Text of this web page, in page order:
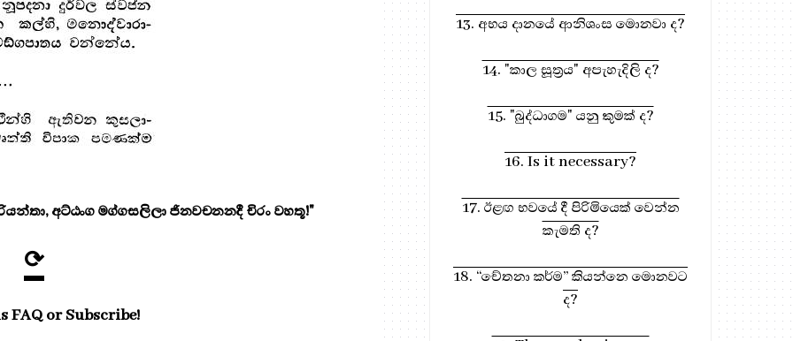
අට්ඨංග මග්ගසලිලා ජිනවචනනදී චිරං වහතූ!"
⟳
FAQ or Subscribe!
13. අභය දානයේ ආනිශංස මොනවා ද?
14. "කාල සූත්‍රය" අපැහැදිලි ද?
15. "බුද්ධාගම" යනු කුමක් ද?
16. Is it necessary?
17. ඊළඟ භවයේ දී පිරිමියෙක් වෙන්න
කැමති ද?
18. “චේතනා කර්ම” කියන්නෙ මොනවට
ද?